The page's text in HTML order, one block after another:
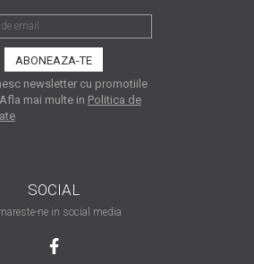
newsletter cu promotiile
mai multe in Politica de
SOCIAL
ne in social media